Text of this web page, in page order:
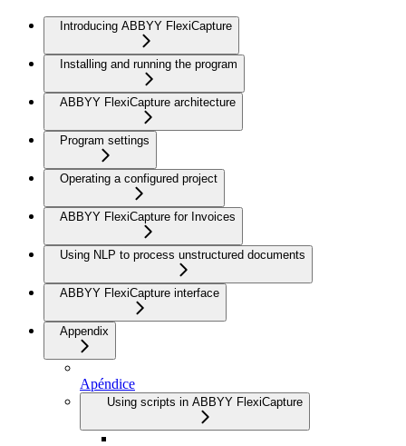
Introducing ABBYY FlexiCapture
Installing and running the program
ABBYY FlexiCapture architecture
Program settings
Operating a configured project
ABBYY FlexiCapture for Invoices
Using NLP to process unstructured documents
ABBYY FlexiCapture interface
Appendix
Apéndice
Using scripts in ABBYY FlexiCapture